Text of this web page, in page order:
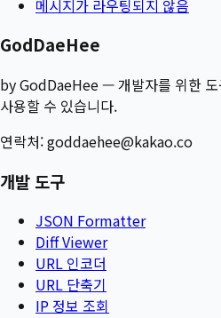
메시지가 라우팅되지 않음
GodDaeHee
by GodDaeHee — 개발자를 위한 도
사용할 수 있습니다.
연락처:goddaehee@kakao.co
개발 도구
JSON Formatter
Diff Viewer
URL 인코더
URL 단축기
IP 정보 조회